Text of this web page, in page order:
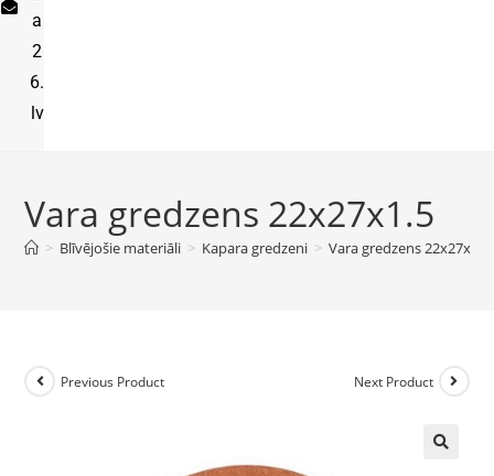
a
2
6.
lv
Vara gredzens 22x27x1.5
> Blīvējošie materiāli > Kapara gredzeni > Vara gredzens 22x27x1.5
Previous Product Next Product